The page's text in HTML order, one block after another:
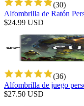
(30)
Alfombrilla de Ratón
$24.99 USD
(36)
Alfombrilla de juego
$27.50 USD